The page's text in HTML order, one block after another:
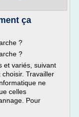
ça
?
?
et variés, suivant
Travailler
ne
celles
Pour